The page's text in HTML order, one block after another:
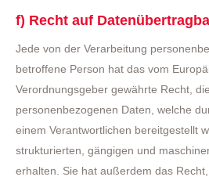
f) Recht auf
Jede von der Verarbeitung
betroffene Person hat das vom
Verordnungsgeber gewährte Recht,
personenbezogenen Daten, welche
einem Verantwortlichen bereitgestellt
strukturierten, gängigen und
erhalten. Sie hat außerdem das